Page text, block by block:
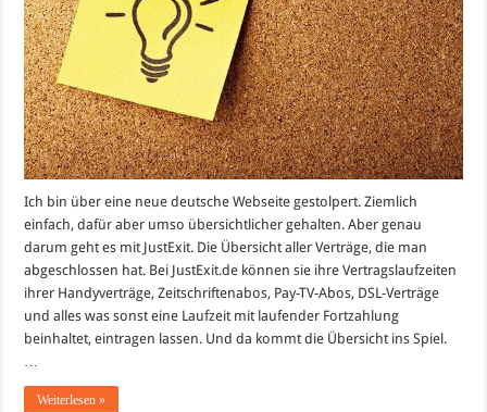
Ich bin über eine neue deutsche Webseite gestolpert. Ziemlich
einfach, dafür aber umso übersichtlicher gehalten. Aber genau
darum geht es mit JustExit. Die Übersicht aller Verträge, die man
abgeschlossen hat. Bei JustExit.de können sie ihre Vertragslaufzeiten
ihrer Handyverträge, Zeitschriftenabos, Pay-TV-Abos, DSL-Verträge
und alles was sonst eine Laufzeit mit laufender Fortzahlung
beinhaltet, eintragen lassen. Und da kommt die Übersicht ins Spiel.
Weiterlesen »